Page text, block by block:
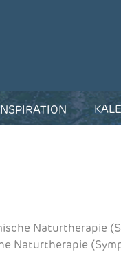
Naturtherapie
Naturtherapie